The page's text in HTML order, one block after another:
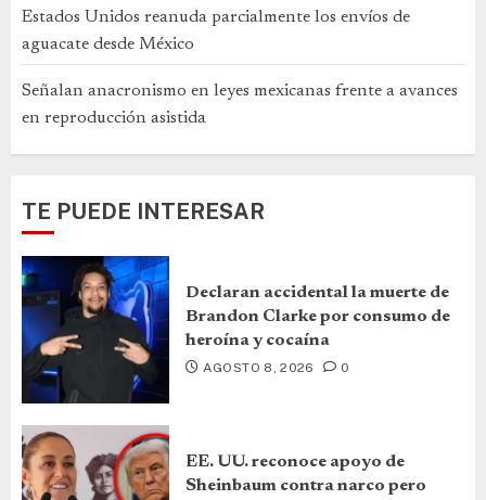
Estados Unidos reanuda parcialmente los envíos de
aguacate desde México
Señalan anacronismo en leyes mexicanas frente a avances
en reproducción asistida
TE PUEDE INTERESAR
Declaran accidental la muerte de
Brandon Clarke por consumo de
heroína y cocaína
AGOSTO 8, 2026 0
EE. UU. reconoce apoyo de
Sheinbaum contra narco pero